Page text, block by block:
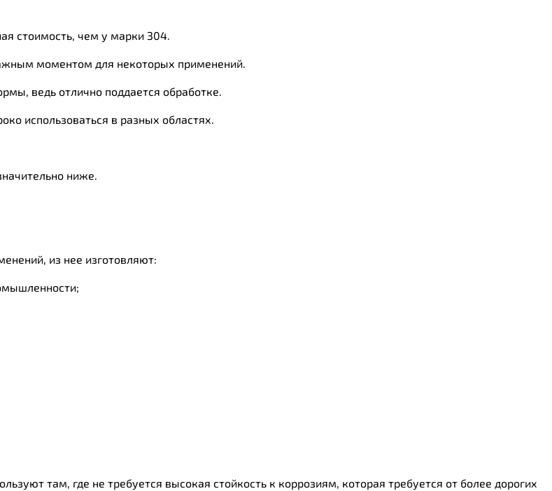
стоимость, чем у марки 304.
моментом для некоторых применений.
ведь отлично поддается обработке.
использоваться в разных областях.
ниже.
из нее изготовляют:
там, где не требуется высокая стойкость к коррозиям, которая требуется от более дорогих